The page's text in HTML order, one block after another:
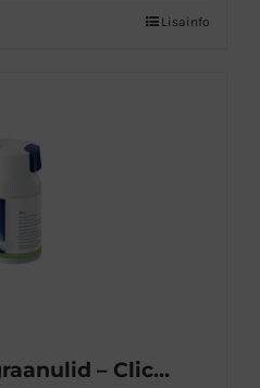
Lisainfo
JURA Puhastusgraanulid – Click & Clean